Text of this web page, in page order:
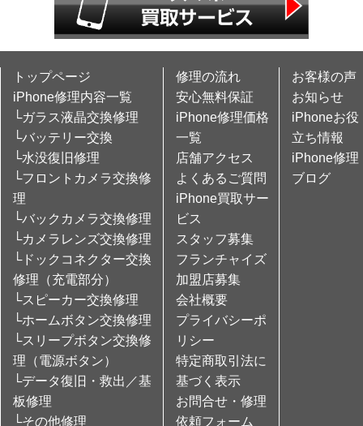
トップページ
iPhone修理内容一覧
└ガラス液晶交換修理
└バッテリー交換
└水没復旧修理
└フロントカメラ交換修
理
└バックカメラ交換修理
└カメラレンズ交換修理
└ドックコネクター交換
修理（充電部分）
└スピーカー交換修理
└ホームボタン交換修理
└スリープボタン交換修
理（電源ボタン）
└データ復旧・救出／基
板修理
└その他修理
修理の流れ
安心無料保証
iPhone修理価格
一覧
店舗アクセス
よくあるご質問
iPhone買取サー
ビス
スタッフ募集
フランチャイズ
加盟店募集
会社概要
プライバシーポ
リシー
特定商取引法に
基づく表示
お問合せ・修理
依頼フォーム
お客様の声
お知らせ
iPhoneお役
立ち情報
iPhone修理
ブログ